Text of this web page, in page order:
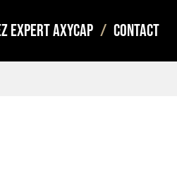
expert Axycap Contact